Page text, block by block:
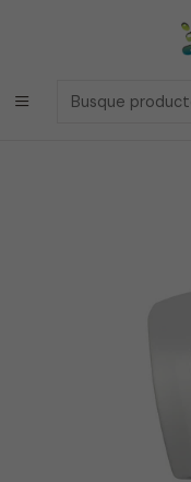
Envíos a la Region
compras antes de
Envíos a
Inicio
Dispensador de